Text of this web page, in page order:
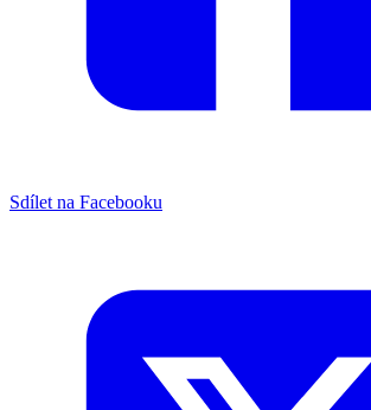
Sdílet na Facebooku